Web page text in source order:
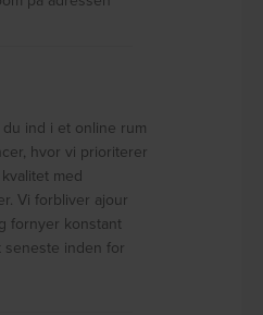
ind i et online rum
hvor vi prioriterer
med
Vi forbliver ajour
fornyer konstant
inden for